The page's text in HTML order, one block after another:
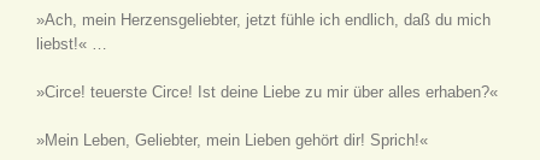
»Ach, mein Herzensgeliebter, jetzt fühle ich endlich, daß du mich
liebst!« …
»Circe! teuerste Circe! Ist deine Liebe zu mir über alles erhaben?«
»Mein Leben, Geliebter, mein Lieben gehört dir! Sprich!«